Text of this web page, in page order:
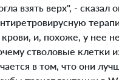
взять верх", -
и, похоже, у нее
стволовые клетки
в том, что они